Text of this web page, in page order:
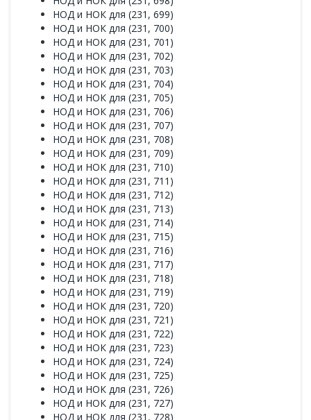
НОД и НОК для (231, 699)
НОД и НОК для (231, 700)
НОД и НОК для (231, 701)
НОД и НОК для (231, 702)
НОД и НОК для (231, 703)
НОД и НОК для (231, 704)
НОД и НОК для (231, 705)
НОД и НОК для (231, 706)
НОД и НОК для (231, 707)
НОД и НОК для (231, 708)
НОД и НОК для (231, 709)
НОД и НОК для (231, 710)
НОД и НОК для (231, 711)
НОД и НОК для (231, 712)
НОД и НОК для (231, 713)
НОД и НОК для (231, 714)
НОД и НОК для (231, 715)
НОД и НОК для (231, 716)
НОД и НОК для (231, 717)
НОД и НОК для (231, 718)
НОД и НОК для (231, 719)
НОД и НОК для (231, 720)
НОД и НОК для (231, 721)
НОД и НОК для (231, 722)
НОД и НОК для (231, 723)
НОД и НОК для (231, 724)
НОД и НОК для (231, 725)
НОД и НОК для (231, 726)
НОД и НОК для (231, 727)
НОД и НОК для (231, 728)